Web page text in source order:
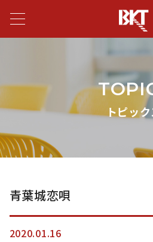
トピック
青葉城恋唄
2020.01.16